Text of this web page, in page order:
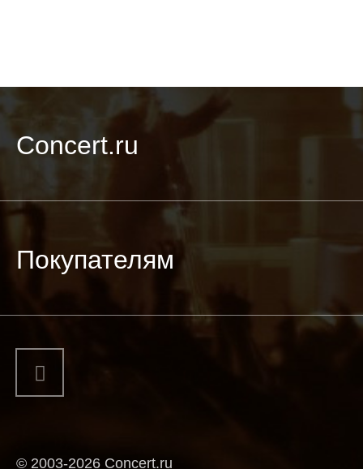
Concert.ru
Покупателям
© 2003-2026 Concert.ru